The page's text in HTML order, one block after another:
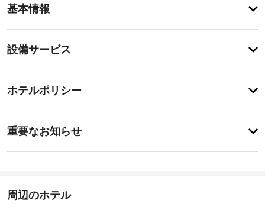
基本情報
録
が
ま
ん
設備サービス
録
あ
ま
ホテルポリシー
録
が
ま
ん
重要なお知らせ
に
あ
周辺のホテル